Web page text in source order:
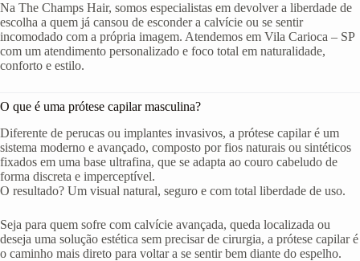
Na The Champs Hair, somos especialistas em devolver a liberdade de
escolha a quem já cansou de esconder a calvície ou se sentir
incomodado com a própria imagem. Atendemos em Vila Carioca – SP
com um atendimento personalizado e foco total em naturalidade,
conforto e estilo.
O que é uma prótese capilar masculina?
Diferente de perucas ou implantes invasivos, a prótese capilar é um
sistema moderno e avançado, composto por fios naturais ou sintéticos
fixados em uma base ultrafina, que se adapta ao couro cabeludo de
forma discreta e imperceptível.
O resultado? Um visual natural, seguro e com total liberdade de uso.
Seja para quem sofre com calvície avançada, queda localizada ou
deseja uma solução estética sem precisar de cirurgia, a prótese capilar é
o caminho mais direto para voltar a se sentir bem diante do espelho.